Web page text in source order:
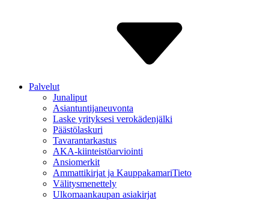
Palvelut
Junaliput
Asiantuntija­neuvonta
Laske yrityksesi verokäden­jälki
Päästölaskuri
Tavaran­tarkastus
AKA-kiinteistö­arviointi
Ansiomerkit
Ammattikirjat ja Kauppa­kamariTieto
Välitys­menettely
Ulkomaan­kaupan asiakirjat